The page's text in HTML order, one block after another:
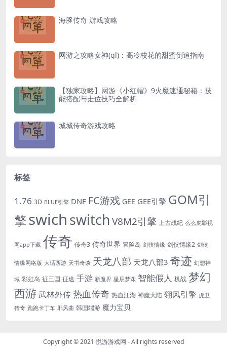
海豚传奇 游戏攻略
网游之攻略女神(gl)：高冷校花的甜蜜倒追指南
【独家攻略】网游《小红帽》9火魔速通秘籍：技
能搭配与走位技巧全解析
城城传奇游戏攻略
标签
1.76 3D BLUE引擎 DNF FC游戏 GEE GEE引擎 GOM引
擎swichswitchV8M2引擎 上古战纪 么么虎影视
网app下载 传奇 传奇3 传奇世界 冒险岛 剑侠情缘 剑侠情缘2 剑侠
情缘网络版 大话西游 天书奇谈 天龙八部 天龙八部3 奇迹 幻想神
域 彩虹岛 征三国 征途 手游 新魔界 星辰梦诛 智能假人 机战 梦幻
西游 武林外传热血传奇 热血江湖 神魔大陆 翎风引擎 虎卫
传奇 跑跑卡丁车 邪风曲 韩国端游 魔力宝贝
Copyright © 2021悦游游戏网 - All rights reserved